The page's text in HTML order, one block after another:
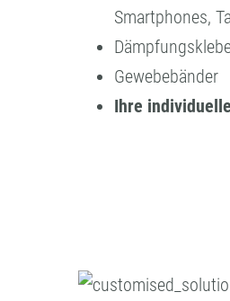
Smartphones,
Gewebebänder
Ihre